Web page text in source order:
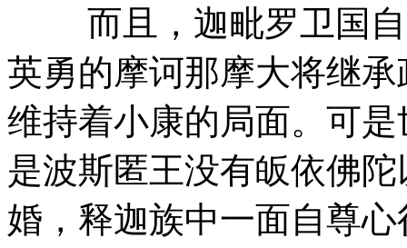
而且，迦毗罗卫国自
英勇的摩诃那摩大将继
维持着小康的局面。可
是波斯匿王没有皈依佛
婚，释迦族中一面自尊